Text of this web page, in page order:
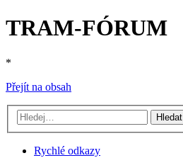
TRAM-FÓRUM
*
Přejít na obsah
Hledat
Rychlé odkazy